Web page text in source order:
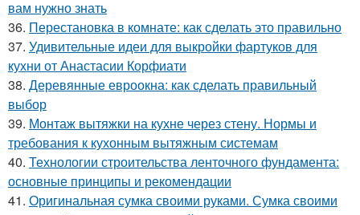
вам нужно знать
36. Перестановка в комнате: как сделать это правильно
37. Удивительные идеи для выкройки фартуков для
кухни от Анастасии Корфиати
38. Деревянные евроокна: как сделать правильный
выбор
39. Монтаж вытяжки на кухне через стену. Нормы и
требования к кухонным вытяжным системам
40. Технологии строительства ленточного фундамента:
основные принципы и рекомендации
41. Оригинальная сумка своими руками. Сумка своими